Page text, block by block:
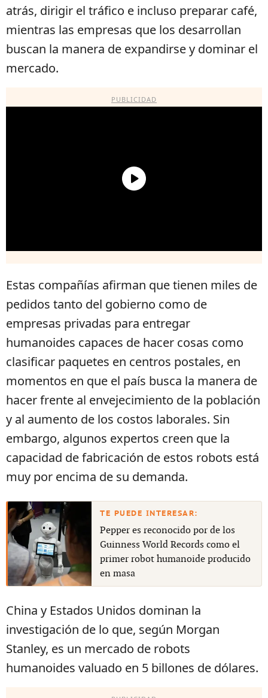
atrás, dirigir el tráfico e incluso preparar café,
mientras las empresas que los desarrollan
buscan la manera de expandirse y dominar el
mercado.
PUBLICIDAD
Estas compañías afirman que tienen miles de
pedidos tanto del gobierno como de
empresas privadas para entregar
humanoides capaces de hacer cosas como
clasificar paquetes en centros postales, en
momentos en que el país busca la manera de
hacer frente al envejecimiento de la población
y al aumento de los costos laborales. Sin
embargo, algunos expertos creen que la
capacidad de fabricación de estos robots está
muy por encima de su demanda.
Pepper es reconocido por de los
Guinness World Records como el
primer robot humanoide producido
en masa
China y Estados Unidos dominan la
investigación de lo que, según Morgan
Stanley, es un mercado de robots
humanoides valuado en 5 billones de dólares.